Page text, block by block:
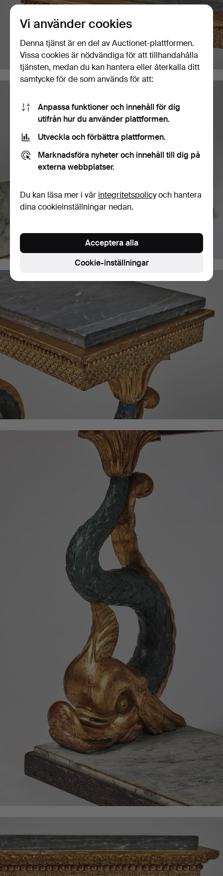
Vi använder cookies
Denna tjänst är en del av Auctionet-plattformen.
Vissa cookies är nödvändiga för att tillhandahålla
tjänsten, medan du kan hantera eller återkalla ditt
samtycke för de som används för att:
Anpassa funktioner och innehåll för dig
utifrån hur du använder plattformen.
Utveckla och förbättra plattformen.
Marknadsföra nyheter och innehåll till dig på
externa webbplatser.
Du kan läsa mer i vår integritetspolicyoch hantera
dina cookieinställningar nedan.
Cookie-inställningar
Acceptera alla